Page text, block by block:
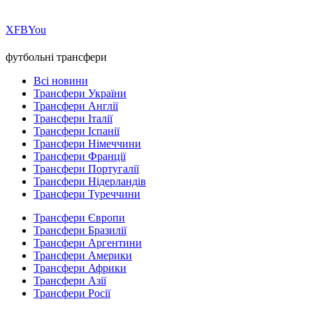
ХFBYou
футбольні трансфери
Всі новини
Трансфери України
Трансфери Англії
Трансфери Італії
Трансфери Іспанії
Трансфери Німеччини
Трансфери Франції
Трансфери Португалії
Трансфери Нідерландів
Трансфери Туреччини
Трансфери Європи
Трансфери Бразилії
Трансфери Аргентини
Трансфери Америки
Трансфери Африки
Трансфери Азії
Трансфери Росії